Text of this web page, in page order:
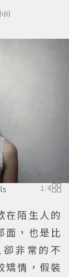
川
1/4
在陌生人的
面，也是比
非常的不
矯情，假裝